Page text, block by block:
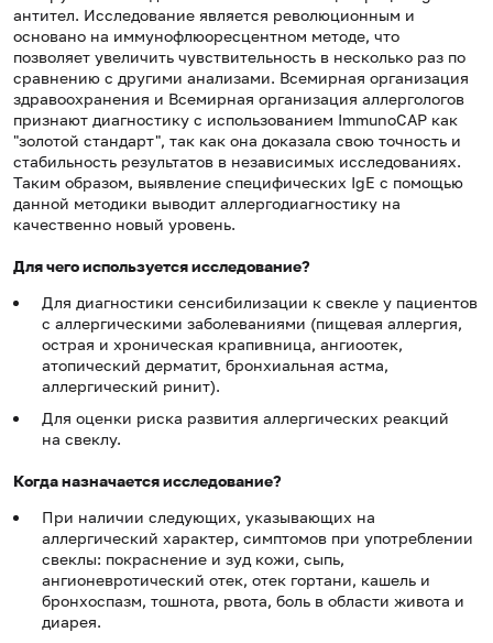
антител. Исследование является революционным и
основано на иммунофлюоресцентном методе, что
позволяет увеличить чувствительность в несколько раз по
сравнению с другими анализами. Всемирная организация
здравоохранения и Всемирная организация аллергологов
признают диагностику с использованием ImmunoCAP как
"золотой стандарт", так как она доказала свою точность и
стабильность результатов в независимых исследованиях.
Таким образом, выявление специфических IgE с помощью
данной методики выводит аллергодиагностику на
качественно новый уровень.
Для чего используется исследование?
Для диагностики сенсибилизации к свекле у пациентов
с аллергическими заболеваниями (пищевая аллергия,
острая и хроническая крапивница, ангиоотек,
атопический дерматит, бронхиальная астма,
аллергический ринит).
Для оценки риска развития аллергических реакций
на свеклу.
Когда назначается исследование?
При наличии следующих, указывающих на
аллергический характер, симптомов при употреблении
свеклы: покраснение и зуд кожи, сыпь,
ангионевротический отек, отек гортани, кашель и
бронхоспазм, тошнота, рвота, боль в области живота и
диарея.